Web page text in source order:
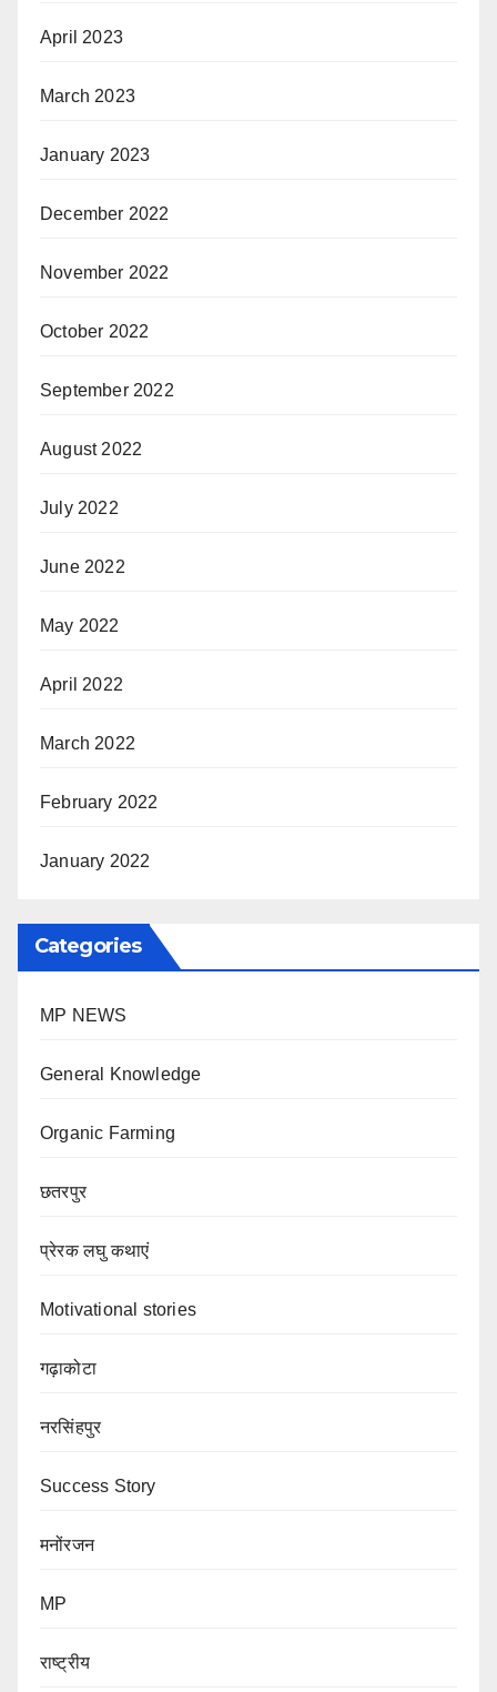
April 2023
March 2023
January 2023
December 2022
November 2022
October 2022
September 2022
August 2022
July 2022
June 2022
May 2022
April 2022
March 2022
February 2022
January 2022
Categories
MP NEWS
General Knowledge
Organic Farming
छतरपुर
प्रेरक लघु कथाएं
Motivational stories
गढ़ाकोटा
नरसिंहपुर
Success Story
मनोंरजन
MP
राष्ट्रीय